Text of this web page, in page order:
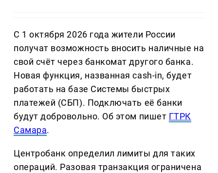
С 1 октября 2026 года жители России
получат возможность вносить наличные на
свой счёт через банкомат другого банка.
Новая функция, названная cash-in, будет
работать на базе Системы быстрых
платежей (СБП). Подключать её банки
будут добровольно. Об этом пишет ГТРК
Самара.
Центробанк определил лимиты для таких
операций. Разовая транзакция ограничена